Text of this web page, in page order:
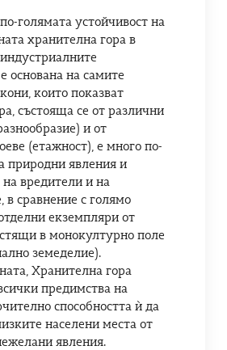
голямата устойчивост на
хранителна гора в
основана на самите
които показват
състояща се от различни
и от
(етажност), е много по-
природни явления и
вредители и на
в сравнение с голямо
екземпляри от
в монокултурно поле
земеделие).
Хранителна гора
предимства на
способността ѝ да
населени места от
явления.